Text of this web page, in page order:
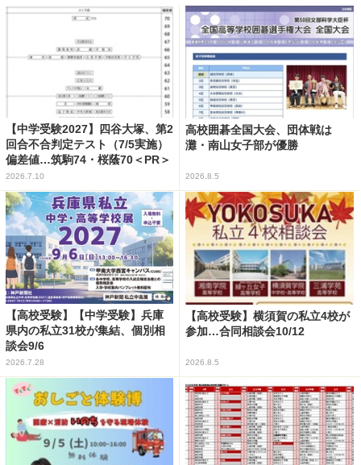
【中学受験2027】四谷大塚、第2
回合不合判定テスト（7/5実施）
偏差値…筑駒74・桜蔭70＜PR＞
2026.7.10
高校囲碁全国大会、団体戦は
灘・南山女子部が優勝
2026.8.5
【高校受験】【中学受験】兵庫
県内の私立31校が集結、個別相
談会9/6
2026.7.28
【高校受験】横須賀の私立4校が
参加…合同相談会10/12
2026.8.5